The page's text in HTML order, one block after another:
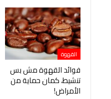
القهوة
فوائد القهوة مش بس
تنشيط، كمان حماية من
الأمراض!